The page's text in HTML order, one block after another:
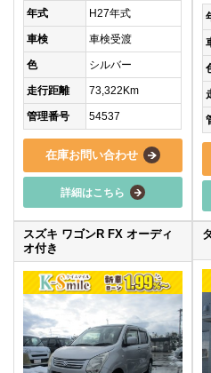
年式 H27年式
車検 車検受渡
色 シルバー
走行距離 73,322Km
管理番号 54537
在庫お問い合わせ
詳細はこちら
スズキ ワゴンR FX オーディ
オ付き